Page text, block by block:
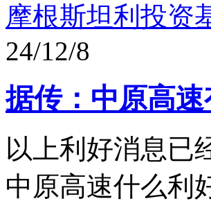
摩根斯坦利投资
24/12/8
据传：中原高
以上利好消息已
中原高速什么利